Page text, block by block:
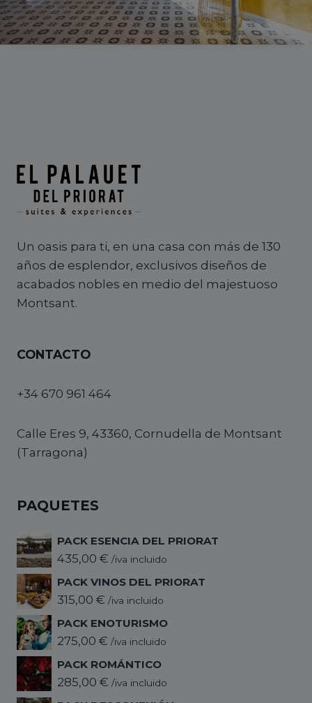
Un oasis para ti, en una casa con más de 130
años de esplendor, exclusivos diseños de
acabados nobles en medio del majestuoso
Montsant.
CONTACTO
+34 670 961 464
Calle Eres 9, 43360, Cornudella de Montsant
(Tarragona)
PAQUETES
PACK ESENCIA DEL PRIORAT
435,00 € /iva incluido
PACK VINOS DEL PRIORAT
315,00 € /iva incluido
PACK ENOTURISMO
275,00 € /iva incluido
PACK ROMÁNTICO
285,00 € /iva incluido